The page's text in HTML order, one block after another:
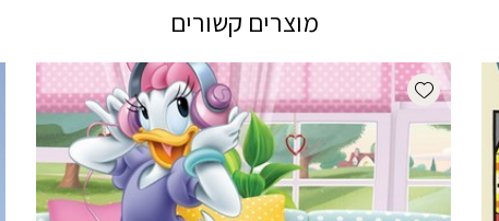
מוצרים קשורים
Add wishlist